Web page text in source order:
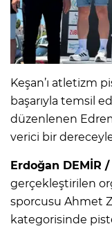
Keşan’ı atletizm
başarıyla temsil
düzenlenen
verici bir
Erdoğan DEMİR /
gerçekleştirilen
sporcusu Ahmet
kategorisinde